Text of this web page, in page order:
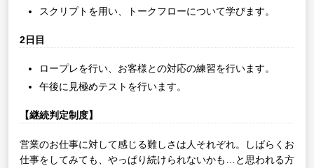
スクリプトを用い、トークフローについて学びます。
2日目
ロープレを行い、お客様との対応の練習を行います。
午後に見極めテストを行います。
【継続判定制度】
営業のお仕事に対して感じる難しさは人それぞれ。しばらくお
仕事をしてみても、やっぱり続けられないかも…と思われる方